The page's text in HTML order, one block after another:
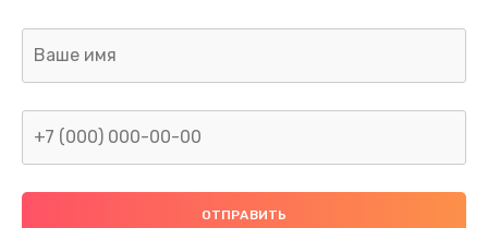
Замена системы охлаждения
1600 руб.
Замена термопасты